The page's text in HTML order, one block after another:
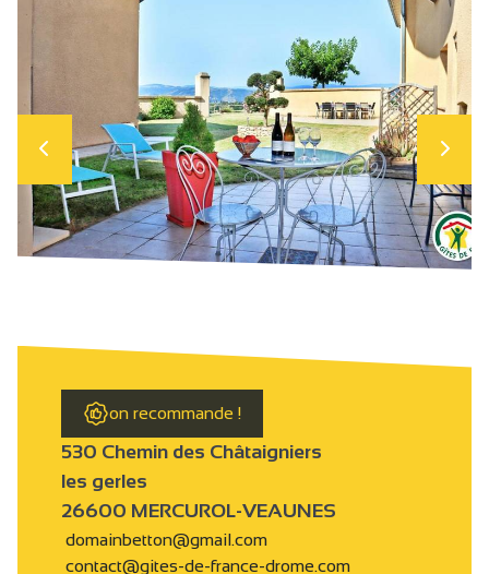
on recommande !
530 Chemin des Châtaigniers
les gerles
26600 MERCUROL-VEAUNES
domainbetton@gmail.com
contact@gites-de-france-drome.com